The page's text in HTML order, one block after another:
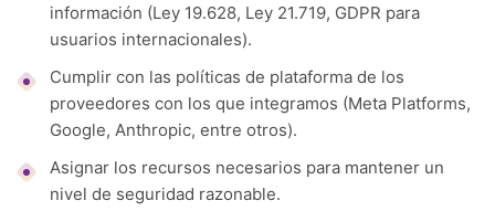
información (Ley 19.628, Ley 21.719, GDPR para
usuarios internacionales).
Cumplir con las políticas de plataforma de los
proveedores con los que integramos (Meta Platforms,
Google, Anthropic, entre otros).
Asignar los recursos necesarios para mantener un
nivel de seguridad razonable.